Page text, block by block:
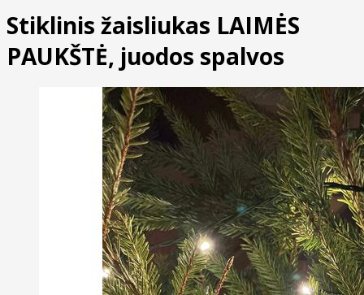
Stiklinis žaisliukas LAIMĖS
PAUKŠTĖ, juodos spalvos